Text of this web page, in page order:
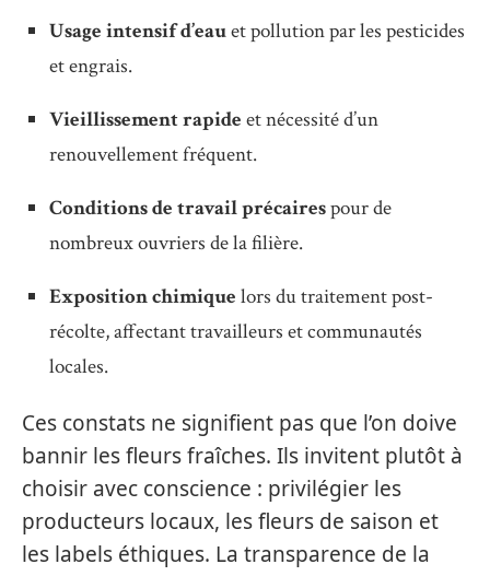
Usage intensif d’eauet pollution par les pesticides
et engrais.
Vieillissement rapide et nécessité d’un
renouvellement fréquent.
Conditions de travail précairespour de
nombreux ouvriers de la filière.
Exposition chimique lors du traitement post-
récolte, affectant travailleurs et communautés
locales.
Ces constats ne signifient pas que l’on doive
bannir les fleurs fraîches. Ils invitent plutôt à
choisir avec conscience : privilégier les
producteurs locaux, les fleurs de saison et
les labels éthiques. La transparence de la